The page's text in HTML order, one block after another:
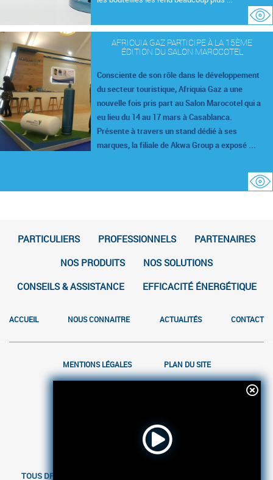
AFRIQUIA GAZ PARTICIPE À LA 15ÈME
ÉDITION DU SALON MAROCOTEL
Consciente de son rôle dans le développement
du secteur touristique, Afriquia Gaz a une
nouvelle fois pris part au Salon Marocotel qui a
eu lieu du 14 au 17 mars à Casablanca.
Présente à travers un stand dédié à ses
marques, la filiale de Akwa Group a exposé ...
PARTICULIERS PROFESSIONNELS
PARTENAIRES
NOS PRODUITS
NOS SOLUTIONS
CONSEILS & ASSISTANCE
EFFICACITÉ ÉNERGÉTIQUE
ACCUEIL NOUS CONNAITRE ACTUALITÉS CONTACT
MENTIONS LÉGALES PLAN DU SITE
TOUS DROITS RÉSERVÉS AFRIQUIA GAZ - RÉALISATION